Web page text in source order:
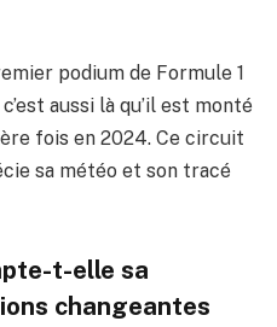
podium de Formule 1
aussi là qu’il est monté
fois en 2024. Ce circuit
sa météo et son tracé
t-elle sa
changeantes